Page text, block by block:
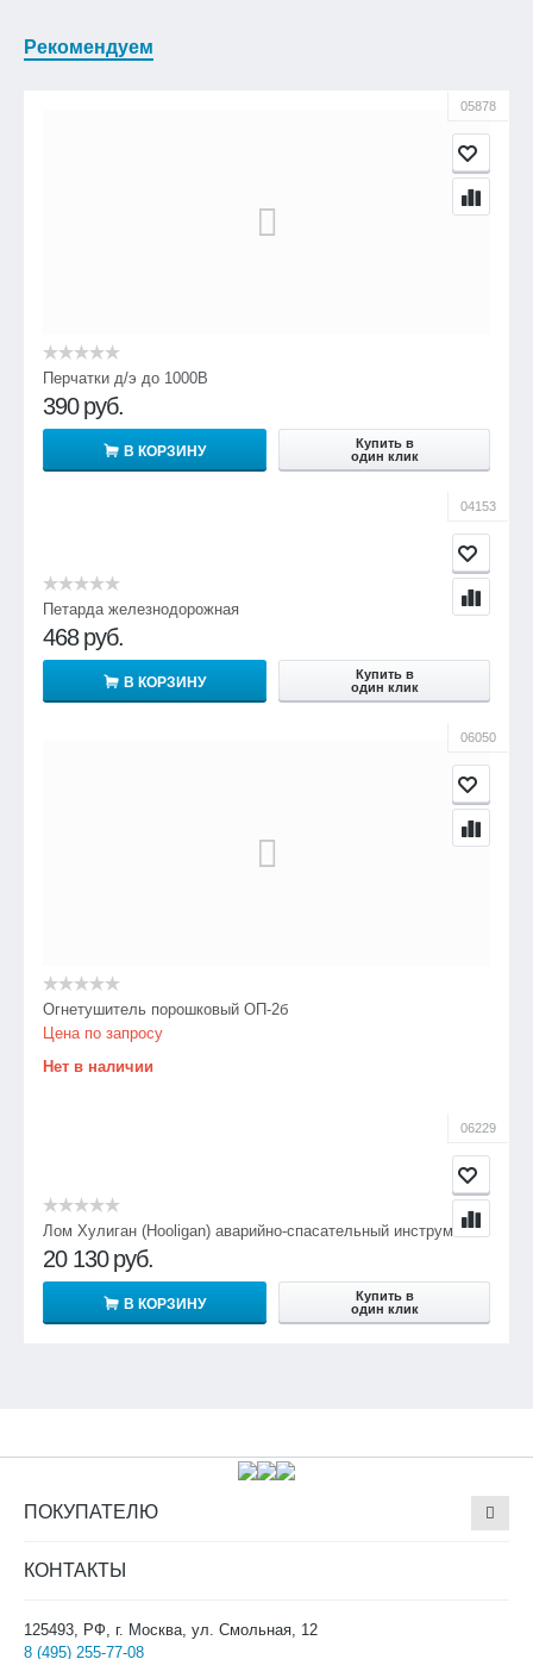
Рекомендуем
05878
Перчатки д/э до 1000В
390 руб.
В КОРЗИНУ
Купить в
один клик
04153
Петарда железнодорожная
468 руб.
В КОРЗИНУ
Купить в
один клик
06050
Огнетушитель порошковый ОП-2б
Цена по запросу
Нет в наличии
06229
Лом Хулиган (Hooligan) аварийно-спасательный инструмент
20 130 руб.
В КОРЗИНУ
Купить в
один клик
ПОКУПАТЕЛЮ
КОНТАКТЫ
125493, РФ, г. Москва, ул. Смольная, 12
8 (495) 255-77-08